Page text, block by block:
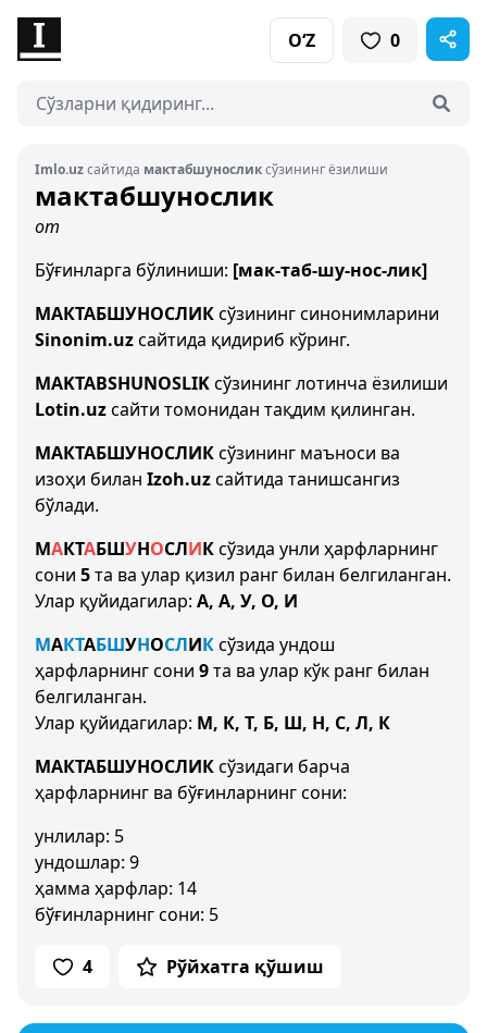
O‘Z 0
Imlo.uzсайтида мактабшуносликсўзининг ёзилиши
мактабшунослик
от
Бўғинларга бўлиниши: [мак-таб-шу-нос-лик]
МАКТАБШУНОСЛИКсўзининг синонимларини
Sinonim.uzсайтида қидириб кўринг.
MAKTABSHUNOSLIKсўзининг лотинча ёзилиши
Lotin.uzсайти томонидан тақдим қилинган.
МАКТАБШУНОСЛИКсўзининг маъноси ва
изоҳи билан Izoh.uzсайтида танишсангиз
бўлади.
МАКТАБШУНОСЛИКсўзида унли ҳарфларнинг
сони 5та ва улар қизил ранг билан белгиланган.
Улар қуйидагилар: А, А, У, О, И
МАКТАБШУНОСЛИКсўзида ундош
ҳарфларнинг сони 9та ва улар кўк ранг билан
белгиланган.
Улар қуйидагилар: М, К, Т, Б, Ш, Н, С, Л, К
МАКТАБШУНОСЛИКсўзидаги барча
ҳарфларнинг ва бўғинларнинг сони:
унлилар: 5
ундошлар: 9
ҳамма ҳарфлар: 14
бўғинларнинг сони: 5
4 Рўйхатга қўшиш